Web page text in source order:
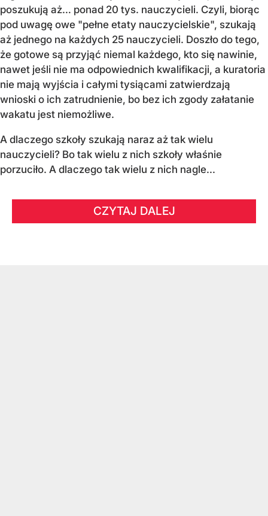
poszukują aż… ponad 20 tys. nauczycieli. Czyli, biorąc
pod uwagę owe "pełne etaty nauczycielskie", szukają
aż jednego na każdych 25 nauczycieli. Doszło do tego,
że gotowe są przyjąć niemal każdego, kto się nawinie,
nawet jeśli nie ma odpowiednich kwalifikacji, a kuratoria
nie mają wyjścia i całymi tysiącami zatwierdzają
wnioski o ich zatrudnienie, bo bez ich zgody załatanie
wakatu jest niemożliwe.
A dlaczego szkoły szukają naraz aż tak wielu
nauczycieli? Bo tak wielu z nich szkoły właśnie
porzuciło. A dlaczego tak wielu z nich nagle...
CZYTAJ DALEJ